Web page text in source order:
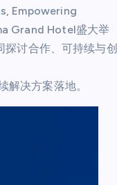
Empowering
Grand Hotel盛大举
讨合作、可持续与创
决方案落地。